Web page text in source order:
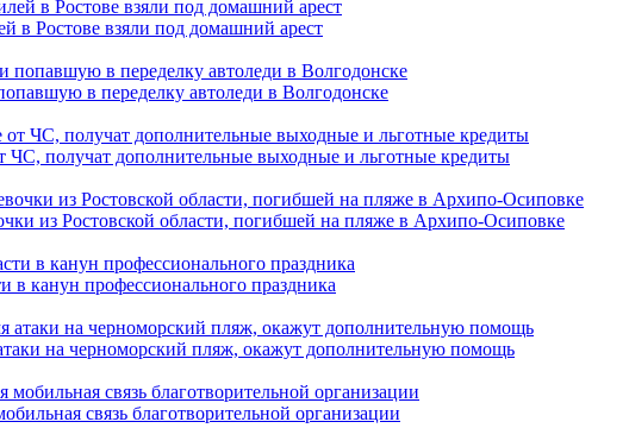
в Ростове взяли под домашний арест
в переделку автоледи в Волгодонске
ЧС, получат дополнительные выходные и льготные кредиты
из Ростовской области, погибшей на пляже в Архипо-Осиповке
в канун профессионального праздника
на черноморский пляж, окажут дополнительную помощь
связь благотворительной организации